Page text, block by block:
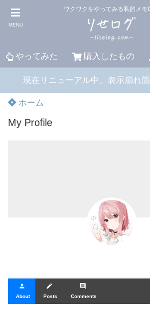
MENU
ワクワクをやってみる私的メモ
やってみた 購入したもの
現在リニューアル中、表示崩れ
ホーム
My Profile
person
About
create
Posts
comment
Comments